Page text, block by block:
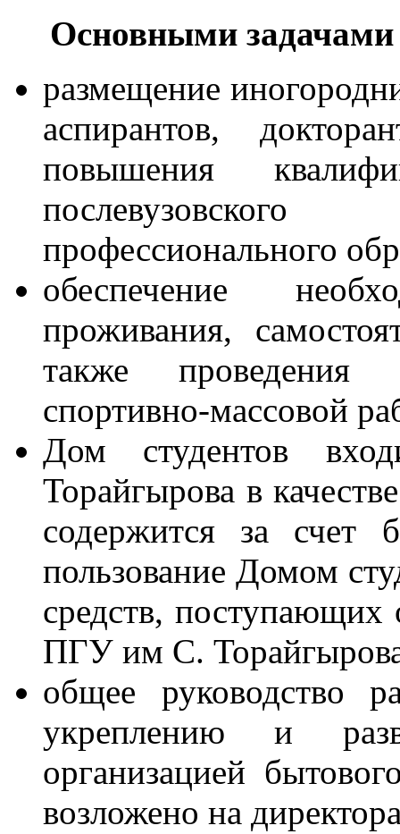
Основными задачами
размещение
аспирантов,
повышения
профессионального
обеспечение
проживания,
также проведения
спортивно-массовой
Дом студентов
Торайгырова в
содержится за счет
пользование Домом
средств, поступающих
ПГУ им С.
общее руководство
укреплению и
организацией
возложено на